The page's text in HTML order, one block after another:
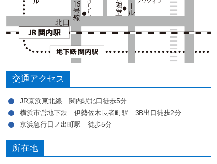
交通アクセス
JR京浜東北線 関内駅北口徒歩5分
横浜市営地下鉄 伊勢佐木長者町駅 3B出口徒歩2分
京浜急行日ノ出町駅 徒歩5分
所在地